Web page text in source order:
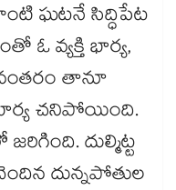
ఘటనే సిద్ధిపేట
ఓ వ్యక్తి భార్య,
తానూ
చనిపోయింది.
దుల్మిట్ట
దున్నపోతుల